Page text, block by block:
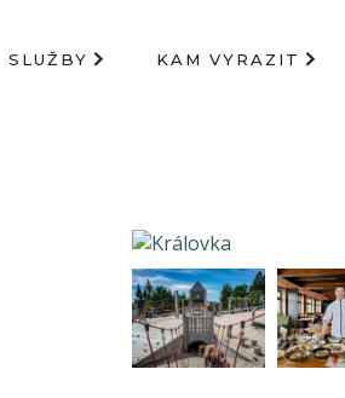
SLUŽBY KAM VYRAZIT